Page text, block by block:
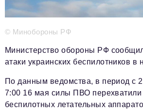
Информационный отдел
Отдел рекламы
reklama@business-magazine.online
Отдел распространения/редакционная
Отдел по работе с партнерами
partner@business-magazine.online
© Минобороны РФ
Министерство обороны РФ
атаки украинских беспилотников в
По данным ведомства, в период с
7:00 16 мая силы ПВО перехватили
беспилотных летательных